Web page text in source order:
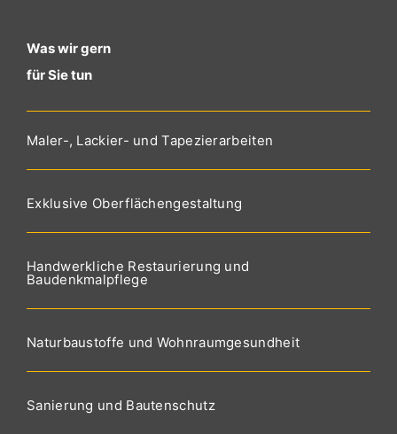
Was wir gern
für Sie tun
Maler-, Lackier- und Tapezierarbeiten
Exklusive Oberflächengestaltung
Handwerkliche Restaurierung und
Baudenkmalpflege
Naturbaustoffe und Wohnraumgesundheit
Sanierung und Bautenschutz